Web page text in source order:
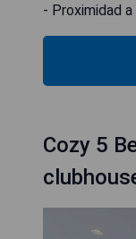
- Proximidad
Cozy 5